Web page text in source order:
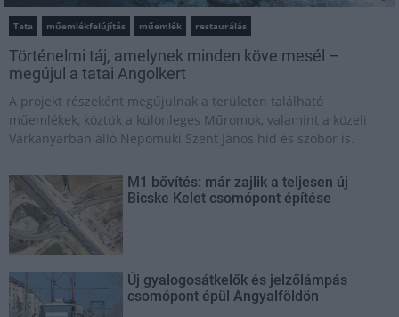
Tata műemlékfelújítás műemlék restaurálás
Történelmi táj, amelynek minden köve mesél –
megújul a tatai Angolkert
A projekt részeként megújulnak a területen található
műemlékek, köztük a különleges Műromok, valamint a közeli
Várkanyarban álló Nepomuki Szent János híd és szobor is.
M1 bővítés: már zajlik a teljesen új
Bicske Kelet csomópont építése
Új gyalogosátkelők és jelzőlámpás
csomópont épül Angyalföldön